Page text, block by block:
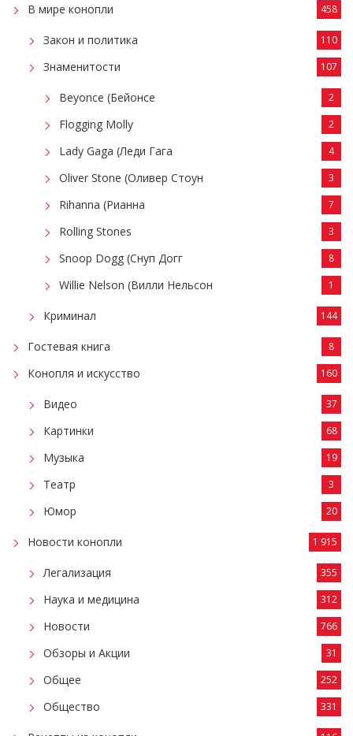
В мире конопли 458
Закон и политика 110
Знаменитости 107
Beyonce (Бейонсе 2
Flogging Molly 2
Lady Gaga (Леди Гага 4
Oliver Stone (Оливер Стоун 3
Rihanna (Рианна 7
Rolling Stones 3
Snoop Dogg (Снуп Догг 8
Willie Nelson (Вилли Нельсон 1
Криминал 144
Гостевая книга 8
Конопля и искусство 160
Видео 37
Картинки 68
Музыка 19
Театр 3
Юмор 20
Новости конопли 1 915
Легализация 355
Наука и медицина 312
Новости 766
Обзоры и Акции 31
Общее 252
Общество 331